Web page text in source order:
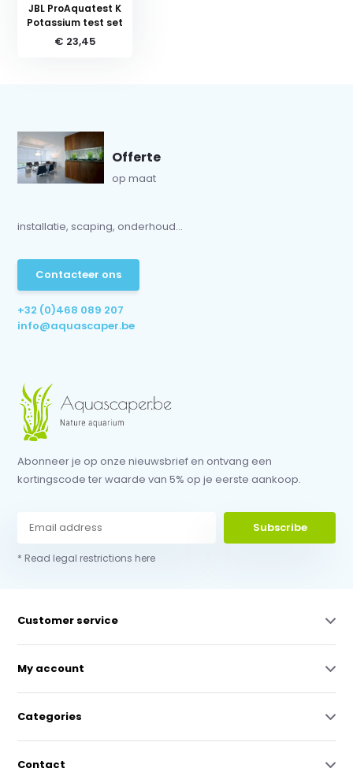
JBL ProAquatest K
Potassium test set
€ 23,45
Offerte
op maat
installatie, scaping, onderhoud...
Contacteer ons
+32 (0)468 089 207
info@aquascaper.be
Abonneer je op onze nieuwsbrief en ontvang een
kortingscode ter waarde van 5% op je eerste aankoop.
Subscribe
* Read legal restrictions here
Customer service
My account
Categories
Contact